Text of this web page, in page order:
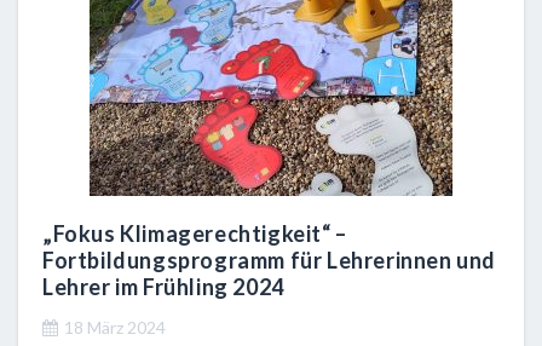
„Fokus Klimagerechtigkeit“ –
Fortbildungsprogramm für Lehrerinnen und
Lehrer im Frühling 2024
18 März 2024